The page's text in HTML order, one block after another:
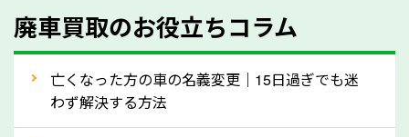
人気の車種は廃車の状態でも、高価買取が可能です。
産車は高く買取が可能です。「廃車＝買取できない」
廃車買取のお役立ちコラム
亡くなった方の車の名義変更｜15日過ぎでも迷
わず解決する方法